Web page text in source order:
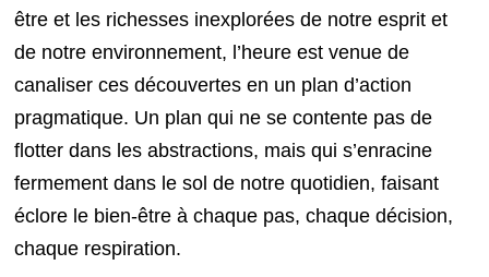
être et les richesses inexplorées de notre esprit et
de notre environnement, l’heure est venue de
canaliser ces découvertes en un plan d’action
pragmatique. Un plan qui ne se contente pas de
flotter dans les abstractions, mais qui s’enracine
fermement dans le sol de notre quotidien, faisant
éclore le bien-être à chaque pas, chaque décision,
chaque respiration.